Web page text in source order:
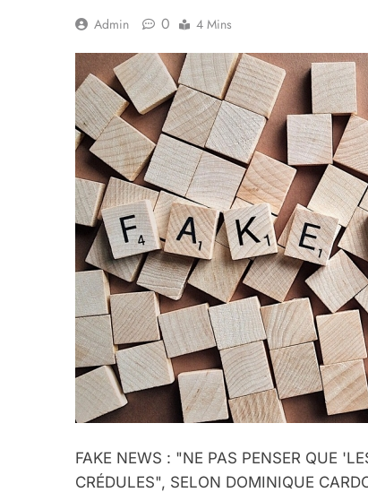
Admin 0 4 Mins
FAKE NEWS : "NE PAS PENSER QUE
CRÉDULES", SELON DOMINIQUE